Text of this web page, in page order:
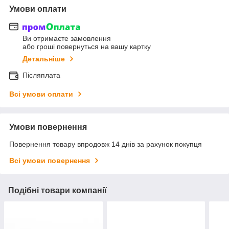
Умови оплати
Ви отримаєте замовлення
або гроші повернуться на вашу картку
Детальніше
Післяплата
Всі умови оплати
Умови повернення
Повернення товару впродовж 14 днів за рахунок покупця
Всі умови повернення
Подібні товари компанії